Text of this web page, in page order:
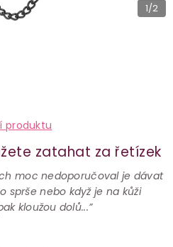
1/2
produktu
zatahat za řetízek
moc nedoporučoval je dávat
sprše nebo když je na kůži
kloužou dolů...”